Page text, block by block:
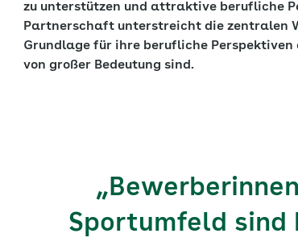
zu unterstützen und attraktive berufliche
Partnerschaft unterstreicht die zentralen
Grundlage für ihre berufliche
von großer Bedeutung sind.
Sportumfeld sind